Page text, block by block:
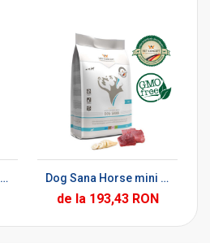
Dog Sana Horse - hrană uscată dietetică fară gluten, pentru câini Dog Sana Horse mini - hrană uscată din cal, pentru câini
de la 193,43 RON
ADAUGĂ ÎN COȘ